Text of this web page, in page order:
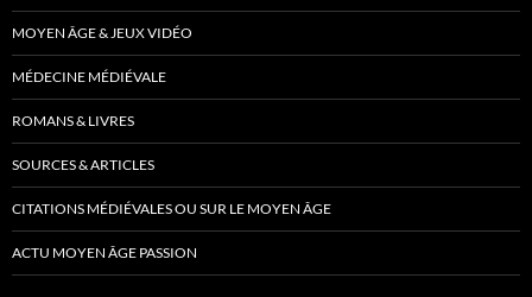
MOYEN ÂGE & JEUX VIDÉO
MÉDECINE MÉDIÉVALE
ROMANS & LIVRES
SOURCES & ARTICLES
CITATIONS MÉDIÉVALES OU SUR LE MOYEN ÂGE
ACTU MOYEN ÂGE PASSION